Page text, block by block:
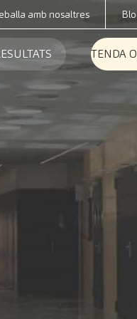
amb nosaltres
TENDA